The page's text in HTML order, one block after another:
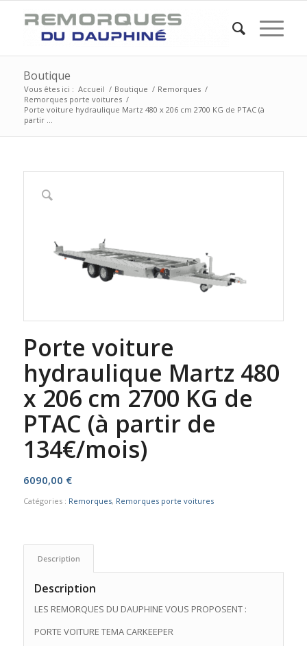
Boutique
Vous êtes ici : Accueil / Boutique / Remorques /
Remorques porte voitures /
Porte voiture hydraulique Martz 480 x 206 cm 2700 KG de PTAC (à
partir ...
Porte voiture
hydraulique Martz 480
x 206 cm 2700 KG de
PTAC (à partir de
134€/mois)
6090,00 €
Catégories : Remorques, Remorques porte voitures
Description
Description
LES REMORQUES DU DAUPHINE VOUS PROPOSENT :
PORTE VOITURE TEMA CARKEEPER